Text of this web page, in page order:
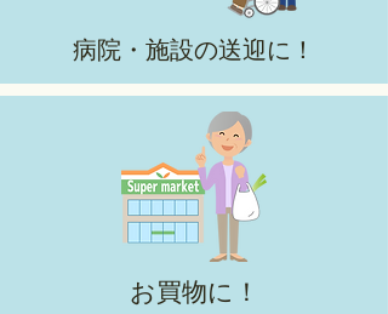
病院・施設の送迎に！
お買物に！